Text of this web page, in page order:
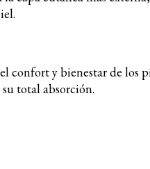
confort y bienestar de los
total absorción.